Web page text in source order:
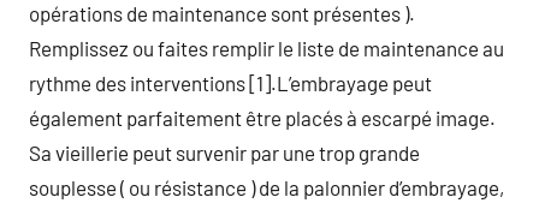
opérations de maintenance sont présentes ).
Remplissez ou faites remplir le liste de maintenance au
rythme des interventions [1].L’embrayage peut
également parfaitement être placés à escarpé image.
Sa vieillerie peut survenir par une trop grande
souplesse ( ou résistance ) de la palonnier d’embrayage,